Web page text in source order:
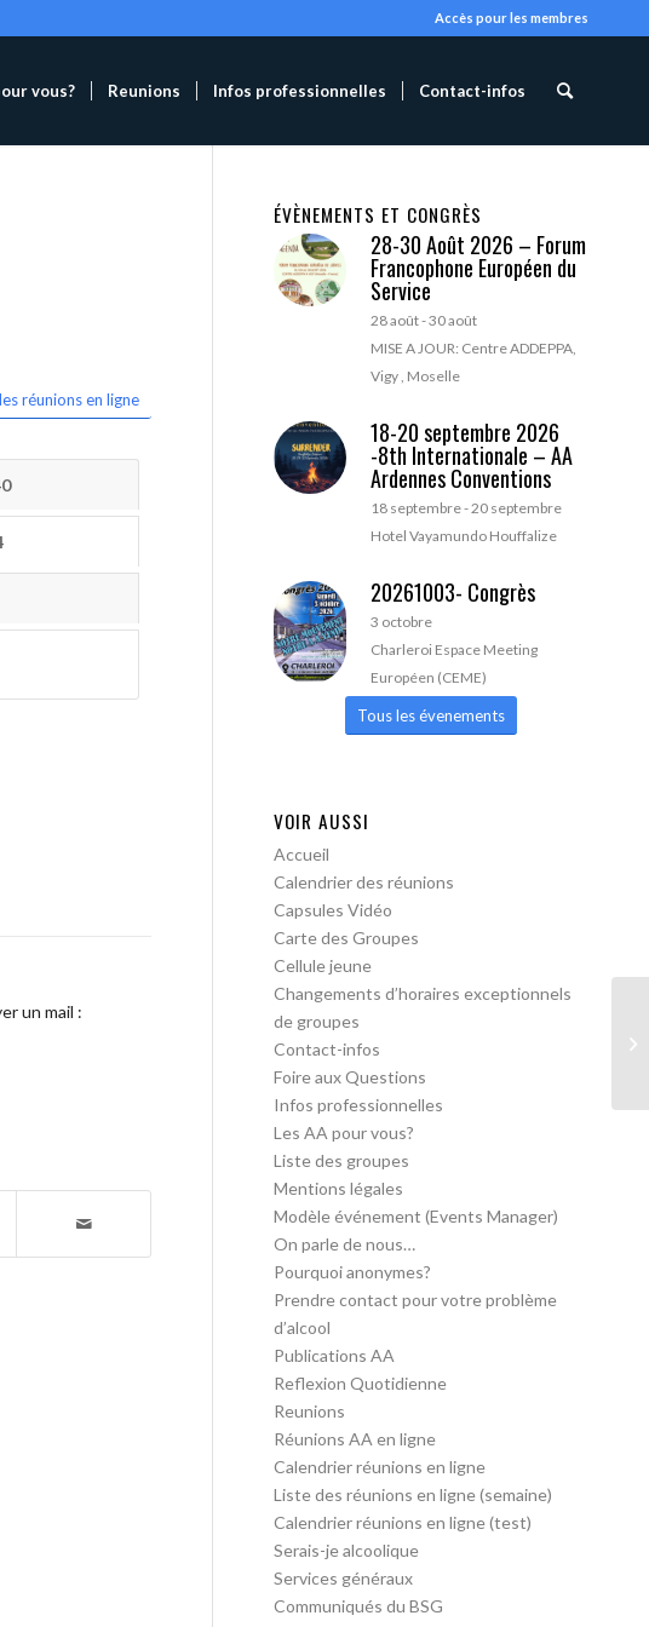
Accès pour les membres
vous? Reunions Infos professionnelles Contact-infos
réunions en ligne
un mail :
ÉVÈNEMENTS ET CONGRÈS
28-30 Août 2026 – Forum
Francophone Européen du
Service
28 août-30 août
MISE A JOUR: Centre ADDEPPA,
Vigy , Moselle
18-20 septembre 2026
-8th Internationale – AA
Ardennes Conventions
18 septembre-20 septembre
Hotel Vayamundo Houffalize
20261003- Congrès
3 octobre
Charleroi Espace Meeting
Européen (CEME)
Tous les évenements
VOIR AUSSI
Accueil
Calendrier des réunions
Capsules Vidéo
Carte des Groupes
Cellule jeune
Changements d’horaires exceptionnels
de groupes
Contact-infos
Foire aux Questions
Infos professionnelles
Les AA pour vous?
Liste des groupes
Mentions légales
Modèle événement (Events Manager)
On parle de nous…
Pourquoi anonymes?
Prendre contact pour votre problème
d’alcool
Publications AA
Reflexion Quotidienne
Reunions
Réunions AA en ligne
Calendrier réunions en ligne
Liste des réunions en ligne (semaine)
Calendrier réunions en ligne (test)
Serais-je alcoolique
Services généraux
Communiqués du BSG